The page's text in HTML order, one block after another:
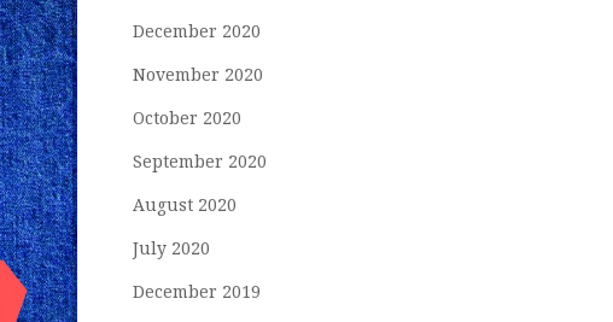
December 2020
November 2020
October 2020
September 2020
August 2020
July 2020
December 2019